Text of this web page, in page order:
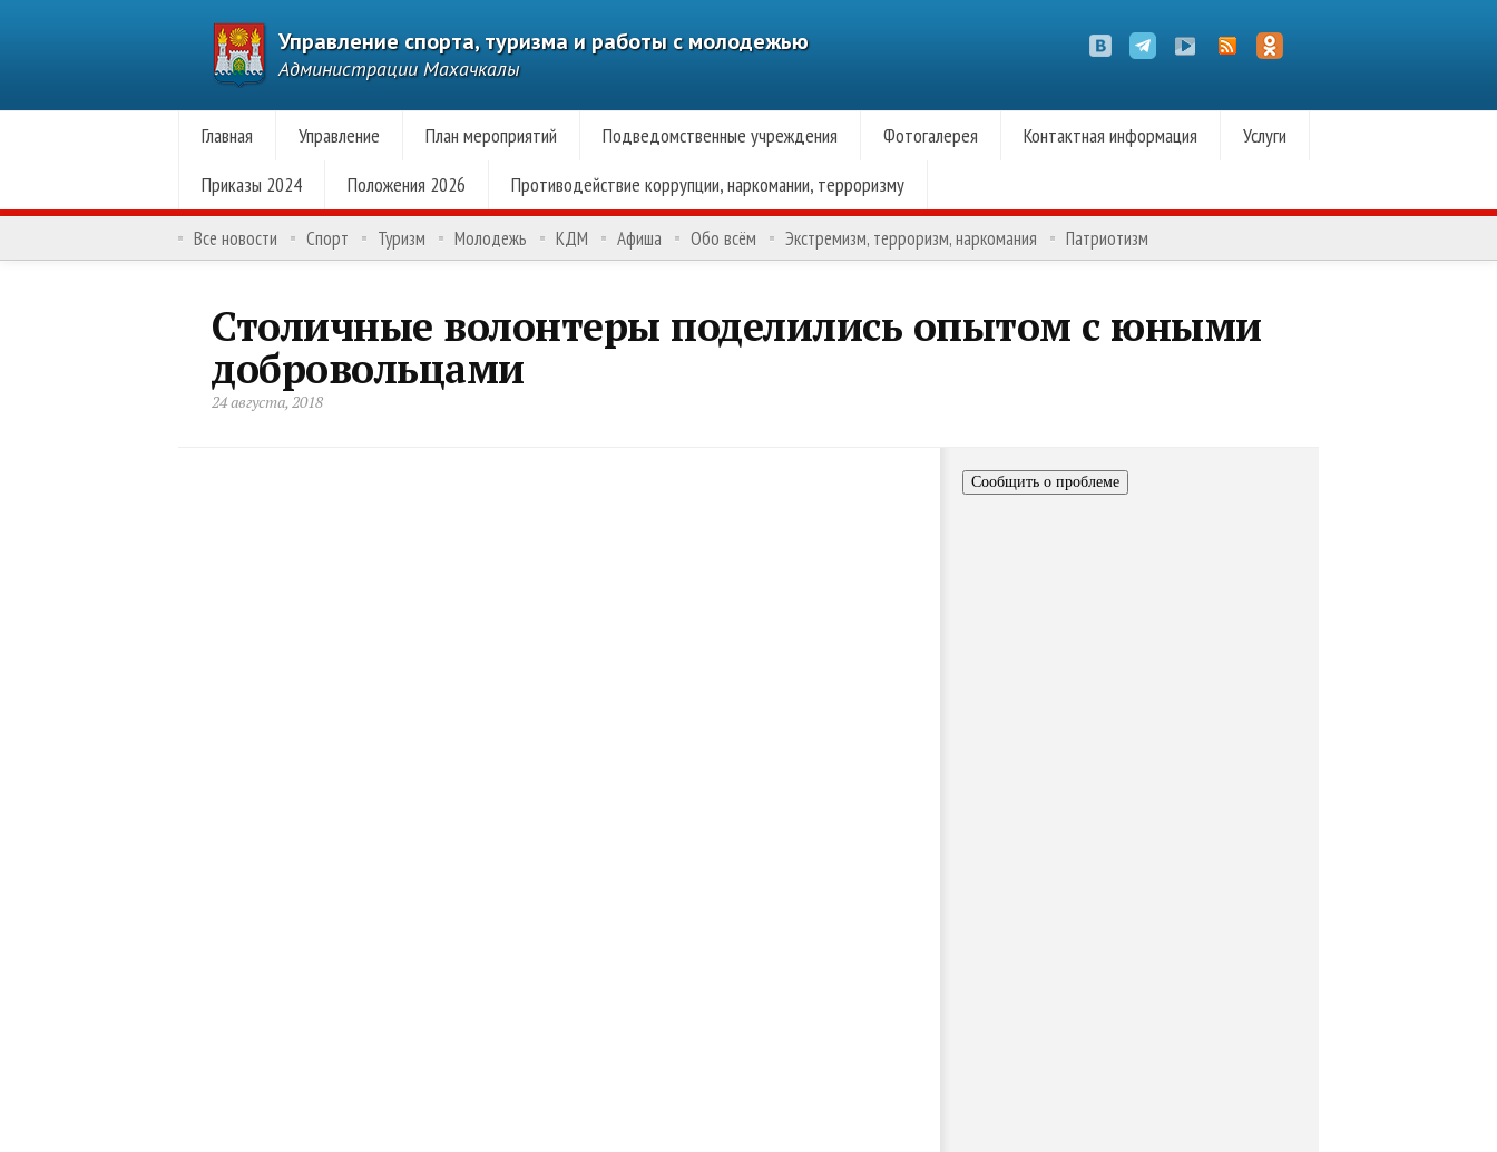
Управление спорта, туризма и работы с молодежью
Администрации Махачкалы
Главная Управление План мероприятий Подведомственные учреждения Фотогалерея Контактная информация
Услуги
Приказы 2024
Положения 2026 Противодействие коррупции, наркомании, терроризму
Все новости Спорт Туризм Молодежь КДМ Афиша Обо всём Экстремизм, терроризм, наркомания Патриотизм
Столичные волонтеры поделились опытом с юными
добровольцами
24 августа, 2018
Сообщить о проблеме